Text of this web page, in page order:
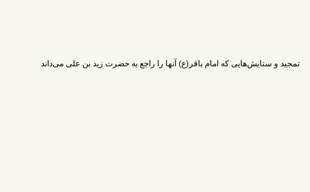
تمجید و ستایش‌هایی که امام باقر(ع) آنها را راجع به حضرت زید بن علی می‌داند